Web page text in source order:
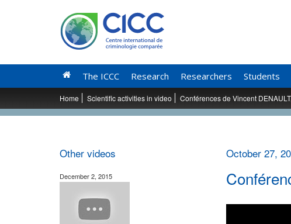
The ICCC Research Researchers Students
Home Scientific activities in video Conférences de Vincent
October 27,
Other videos
December 2, 2015